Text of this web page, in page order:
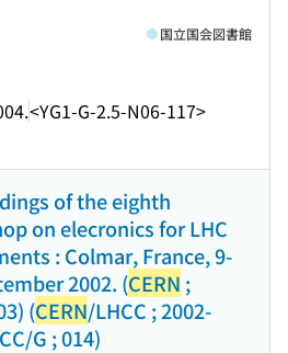
<YG1-G-2.5-N06-117>
国立国会図書館
of the eighth
on elecronics for LHC
: Colmar, France, 9-
2002. (CERN ;
(CERN/LHCC ; 2002-
G ; 014)